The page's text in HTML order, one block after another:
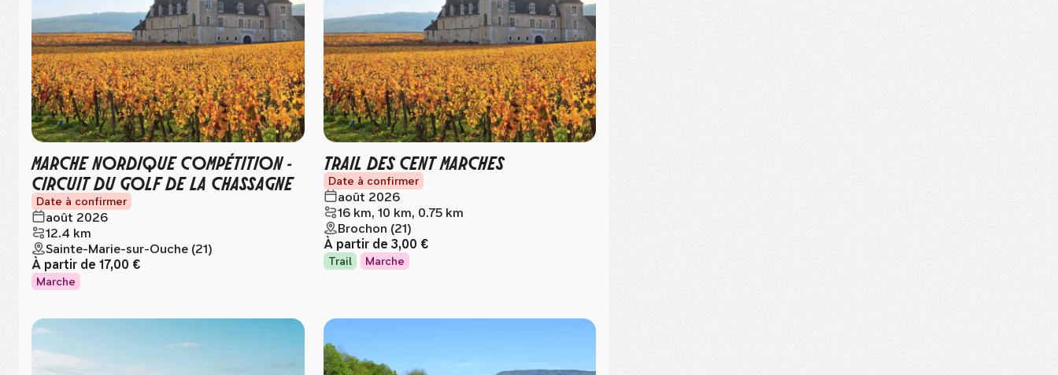
MARCHE NORDIQUE COMPÉTITION -
CIRCUIT DU GOLF DE LA CHASSAGNE
Date à confirmer
août 2026
12.4 km
Sainte-Marie-sur-Ouche (21)
À partir de 17,00 €
Marche
TRAIL DES CENT MARCHES
Date à confirmer
août 2026
16 km, 10 km, 0.75 km
Brochon (21)
À partir de 3,00 €
Trail Marche